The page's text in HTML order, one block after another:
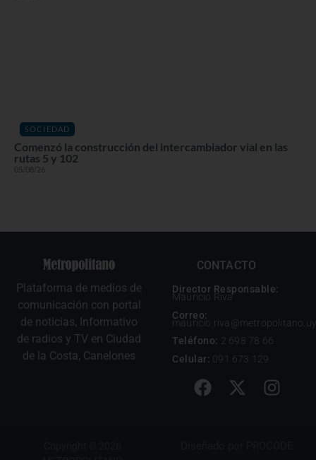
SOCIEDAD
Comenzó la construcción del intercambiador vial en las
rutas 5 y 102
05/08/26
Plataforma de medios de
comunicación con portal
de noticias, Informativo
de radios y TV en Ciudad
de la Costa, Canelones
CONTACTO
Director Responsable:
Mauricio Riva
Correo:
mauricio.riva@metropolitano.uy
Teléfono: 2 698 78 66
Celular: 091 673 129